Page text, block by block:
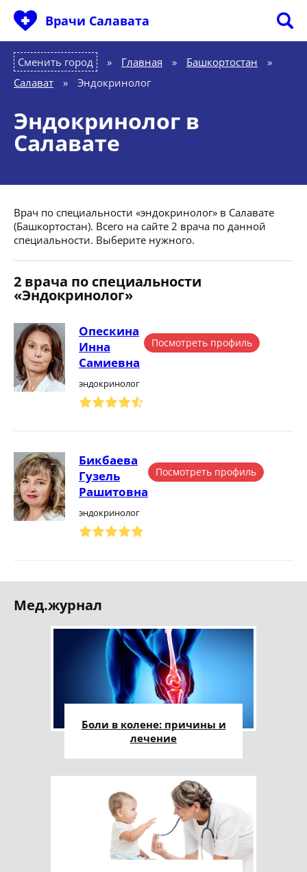
Врачи Салавата
Сменить город Главная » Башкортостан
»
Салават
» Эндокринолог
Эндокринолог в
Салавате
Врач по специальности «эндокринолог» в Салавате
(Башкортостан). Всего на сайте 2 врача по данной
специальности. Выберите нужного.
2 врача по специальности
«Эндокринолог»
Опескина
Инна
Самиевна
эндокринолог
Посмотреть профиль
Бикбаева
Гузель
Рашитовна
эндокринолог
Посмотреть профиль
Мед.журнал
Боли в колене: причины и
лечение